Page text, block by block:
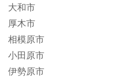
大和市
厚木市
相模原市
小田原市
伊勢原市